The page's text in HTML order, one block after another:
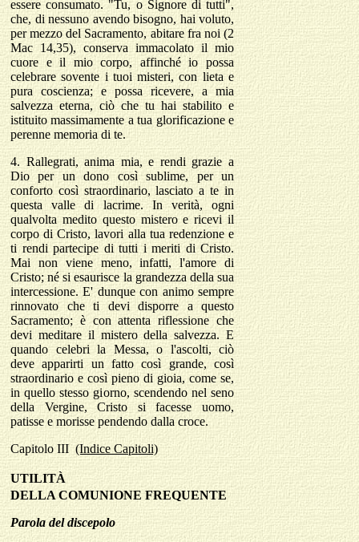
essere consumato. "Tu, o Signore di tutti",
che, di nessuno avendo bisogno, hai voluto,
per mezzo del Sacramento, abitare fra noi (2
Mac 14,35), conserva immacolato il mio
cuore e il mio corpo, affinché io possa
celebrare sovente i tuoi misteri, con lieta e
pura coscienza; e possa ricevere, a mia
salvezza eterna, ciò che tu hai stabilito e
istituito massimamente a tua glorificazione e
perenne memoria di te.
4. Rallegrati, anima mia, e rendi grazie a
Dio per un dono così sublime, per un
conforto così straordinario, lasciato a te in
questa valle di lacrime. In verità, ogni
qualvolta medito questo mistero e ricevi il
corpo di Cristo, lavori alla tua redenzione e
ti rendi partecipe di tutti i meriti di Cristo.
Mai non viene meno, infatti, l'amore di
Cristo; né si esaurisce la grandezza della sua
intercessione. E' dunque con animo sempre
rinnovato che ti devi disporre a questo
Sacramento; è con attenta riflessione che
devi meditare il mistero della salvezza. E
quando celebri la Messa, o l'ascolti, ciò
deve apparirti un fatto così grande, così
straordinario e così pieno di gioia, come se,
in quello stesso giorno, scendendo nel seno
della Vergine, Cristo si facesse uomo,
patisse e morisse pendendo dalla croce.
Capitolo III (Indice Capitoli)
UTILITÀ
DELLA COMUNIONE FREQUENTE
Parola del discepolo